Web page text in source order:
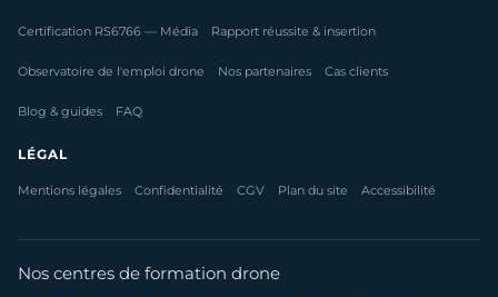
Certification RS6766 — Média Rapport réussite & insertion
Observatoire de l'emploi drone Nos partenaires Cas clients
Blog & guides FAQ
LÉGAL
Mentions légales Confidentialité CGV Plan du site Accessibilité
Nos centres de formation drone